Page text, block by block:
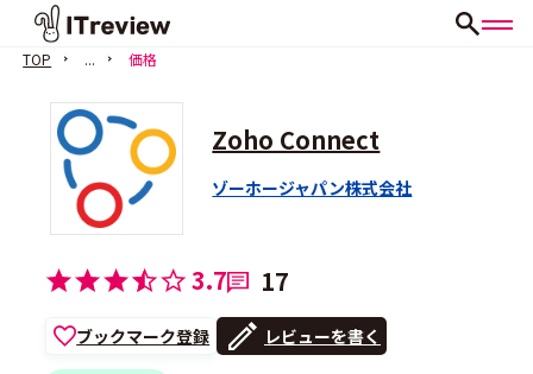
TOP ... 価格
Zoho Connect
ゾーホージャパン株式会社
3.7 17
ブックマーク登録 レビューを書く